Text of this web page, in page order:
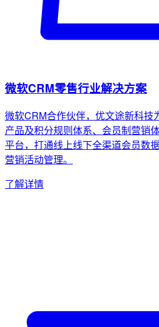
微软CRM零售行业解决方案
微软CRM合作伙伴，优文途新科技
产品及积分规则体系、会员制营销
平台，打通线上线下全渠道会员数
营销活动管理。
了解详情